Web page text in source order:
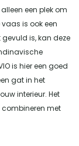
een plek om
is ook een
is, kan deze
is hier een goed
gat in het
interieur. Het
met